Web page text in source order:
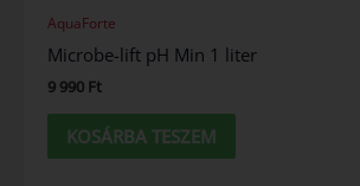
AquaForte
Microbe-lift pH Min 1 liter
9 990 Ft
KOSÁRBA TESZEM